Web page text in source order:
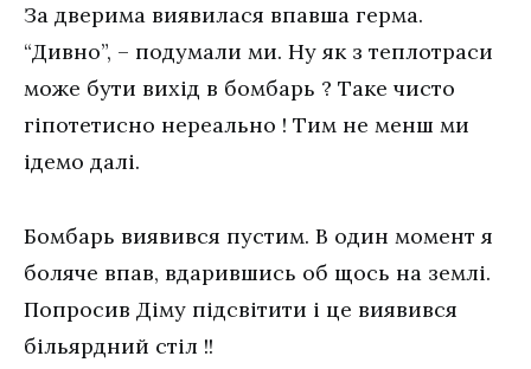
За дверима виявилася впавша герма.
“Дивно”, – подумали ми. Ну як з теплотраси
може бути вихід в бомбарь ? Таке чисто
гіпотетисно нереально ! Тим не менш ми
ідемо далі.
Бомбарь виявився пустим. В один момент я
боляче впав, вдарившись об щось на землі.
Попросив Діму підсвітити і це виявився
більярдний стіл !!